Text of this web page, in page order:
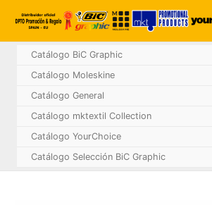
Catálogo BiC Graphic
Catálogo Moleskine
Catálogo General
Catálogo mktextil Collection
Catálogo YourChoice
Catálogo Selección BiC Graphic